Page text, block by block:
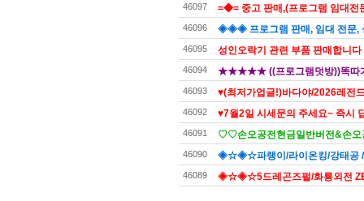
46097 =◆= 중고 판매,(프로그램 임대전
46096 ◈◈◈ 프로그램 판매, 임대 전문,
46095 성인오락기 관련 부품 판매합니다
46094 ★★★★★ ((프로그램덧방))똑따기
46093 ♥(최저가업글!)바다야/2026레전
46092 ♥7월2일 시세문의 주세요~ 즉시
46091 ♡♡손오공전현금일반버전&손오
46090 ◈☆◈☆파랭이/라이온킹/강태
46089 ◈☆◈☆5드레곤즈펄/화룡외전